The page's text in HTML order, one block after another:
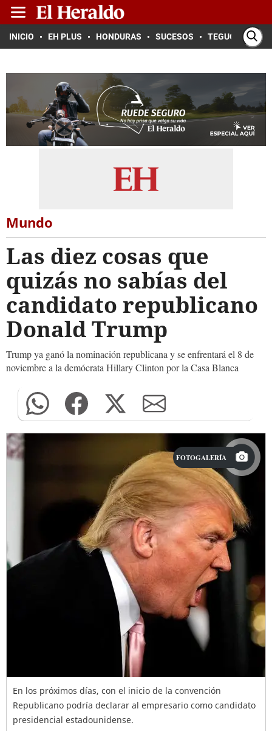
INICIO EH PLUS HONDURAS SUCESOS TEGUCIGALPA
Mundo
Las diez cosas que
quizás no sabías del
candidato republicano
Donald Trump
Trump ya ganó la nominación republicana y se enfrentará el 8 de
noviembre a la demócrata Hillary Clinton por la Casa Blanca
FOTOGALERÍA
En los próximos días, con el inicio de la convención
Republicano podría declarar al empresario como candidato
presidencial estadounidense.